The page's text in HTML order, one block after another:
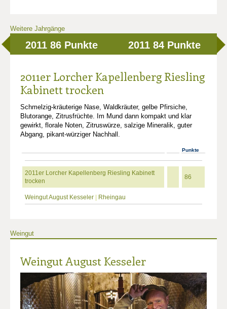
Weitere Jahrgänge
2011 86 Punkte 2011 84 Punkte
2011er Lorcher Kapellenberg Riesling
Kabinett trocken
Schmelzig-kräuterige Nase, Waldkräuter, gelbe Pfirsiche,
Blutorange, Zitrusfrüchte. Im Mund dann kompakt und klar
gewirkt, florale Noten, Zitruswürze, salzige Mineralik, guter
Abgang, pikant-würziger Nachhall.
Punkte
2011er Lorcher Kapellenberg Riesling Kabinett
trocken
86
Weingut August Kesseler Rheingau
Weingut
Weingut August Kesseler